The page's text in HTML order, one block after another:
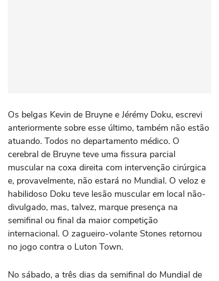
Os belgas Kevin de Bruyne e Jérémy Doku, escrevi
anteriormente sobre esse último, também não estão
atuando. Todos no departamento médico. O
cerebral de Bruyne teve uma fissura parcial
muscular na coxa direita com intervenção cirúrgica
e, provavelmente, não estará no Mundial. O veloz e
habilidoso Doku teve lesão muscular em local não-
divulgado, mas, talvez, marque presença na
semifinal ou final da maior competição
internacional. O zagueiro-volante Stones retornou
no jogo contra o Luton Town.
No sábado, a três dias da semifinal do Mundial de